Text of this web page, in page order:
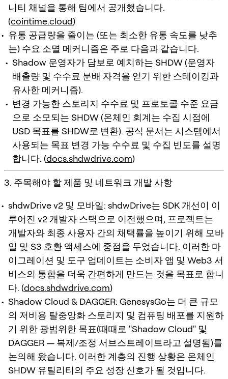
니티 채널을 통해 팀에서 공개했습니다.
(cointime.cloud)
유통 공급량을 줄이는 (또는 최소한 유통 속도를 낮추
는) 수요 소멸 메커니즘은 주로 다음과 같습니다.
Shadow 운영자가 담보로 예치하는 SHDW (운영자
배출량 및 수수료 분배 자격을 얻기 위한 스테이킹과
유사한 메커니즘).
변경 가능한 스토리지 수수료 및 프로토콜 수준 요금
으로 소모되는 SHDW (온체인 회계는 수집 시점에
USD 목표를 SHDW로 변환). 공식 문서는 시스템에서
사용되는 목표 변경 가능 수수료 및 수집 빈도를 설명
합니다. (docs.shdwdrive.com)
3. 주목해야 할 제품 및 네트워크 개발 사항
shdwDrive v2 및 모바일: shdwDrive는 SDK 개선이 이
루어진 v2 개발자 스택으로 이전했으며, 프로젝트는
개발자와 최종 사용자 간의 채택률을 높이기 위해 모바
일 및 S3 호환 액세스에 중점을 두었습니다. 이러한 마
이그레이션 및 도구 업데이트는 소비자 앱 및 Web3 서
비스의 통합을 더욱 간편하게 만드는 것을 목표로 합니
다. (docs.shdwdrive.com)
Shadow Cloud & DAGGER: GenesysGo는 더 큰 규모
의 저비용 탈중앙화 스토리지 및 컴퓨팅 배포를 지원하
기 위한 광범위한 목표(때때로 "Shadow Cloud" 및
DAGGER — 복제/조정 서브스트레이트라고 설명됨)를
논의해 왔습니다. 이러한 계층의 진행 상황은 온체인
SHDW 유틸리티의 주요 성장 신호가 될 것입니다.